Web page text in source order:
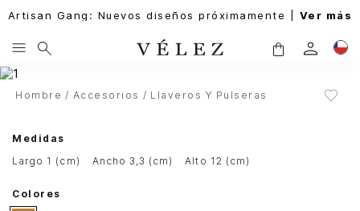
Artisan Gang: Nuevos diseños próximamente | Ver más
Hombre Accesorios Llaveros Y Pulseras
Medidas
largo 1 (cm)
ancho 3,3 (cm) alto 12 (cm)
Colores